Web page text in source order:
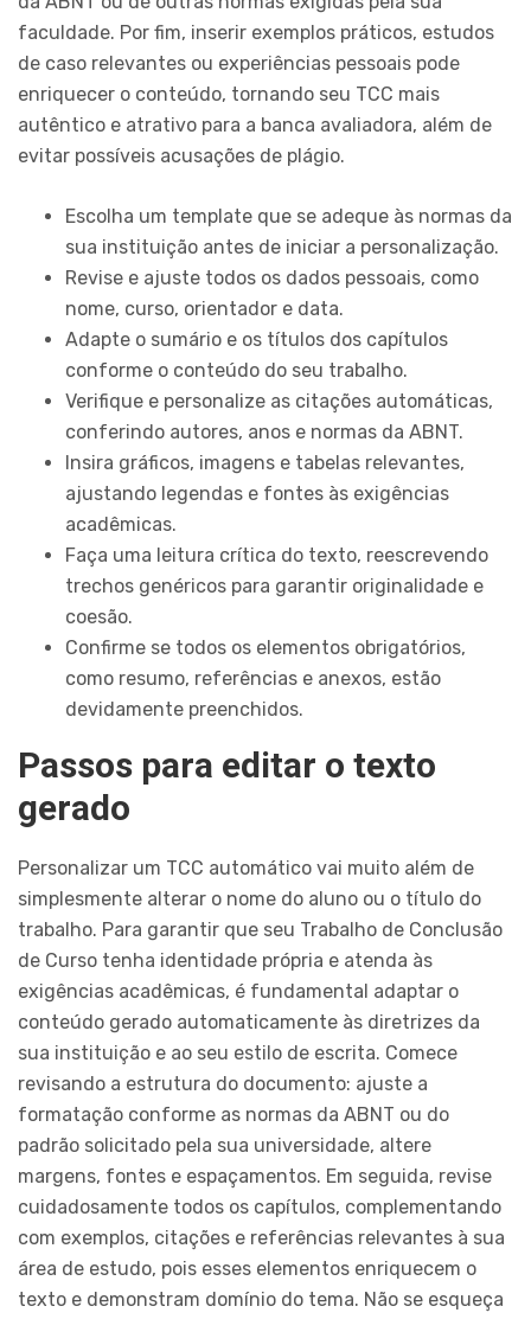
faculdade. Por fim, inserir exemplos práticos, estudos
de caso relevantes ou experiências pessoais pode
enriquecer o conteúdo, tornando seu TCC mais
autêntico e atrativo para a banca avaliadora, além de
evitar possíveis acusações de plágio.
Escolha um template que se adeque às normas da
sua instituição antes de iniciar a personalização.
Revise e ajuste todos os dados pessoais, como
nome, curso, orientador e data.
Adapte o sumário e os títulos dos capítulos
conforme o conteúdo do seu trabalho.
Verifique e personalize as citações automáticas,
conferindo autores, anos e normas da ABNT.
Insira gráficos, imagens e tabelas relevantes,
ajustando legendas e fontes às exigências
acadêmicas.
Faça uma leitura crítica do texto, reescrevendo
trechos genéricos para garantir originalidade e
coesão.
Confirme se todos os elementos obrigatórios,
como resumo, referências e anexos, estão
devidamente preenchidos.
Passos para editar o texto
gerado
Personalizar um TCC automático vai muito além de
simplesmente alterar o nome do aluno ou o título do
trabalho. Para garantir que seu Trabalho de Conclusão
de Curso tenha identidade própria e atenda às
exigências acadêmicas, é fundamental adaptar o
conteúdo gerado automaticamente às diretrizes da
sua instituição e ao seu estilo de escrita. Comece
revisando a estrutura do documento: ajuste a
formatação conforme as normas da ABNT ou do
padrão solicitado pela sua universidade, altere
margens, fontes e espaçamentos. Em seguida, revise
cuidadosamente todos os capítulos, complementando
com exemplos, citações e referências relevantes à sua
área de estudo, pois esses elementos enriquecem o
texto e demonstram domínio do tema. Não se esqueça